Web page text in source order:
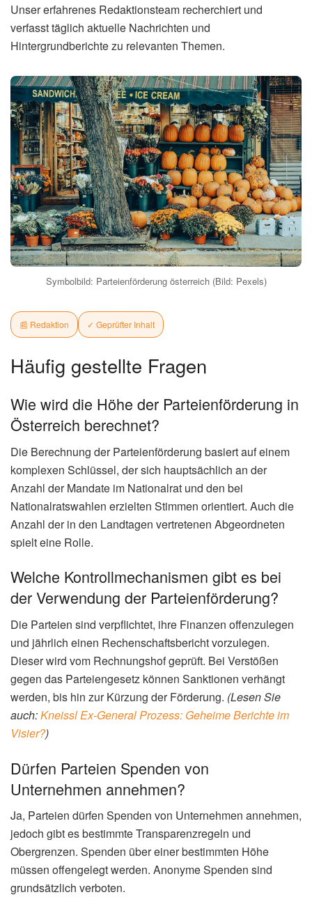
Unser erfahrenes Redaktionsteam recherchiert und
verfasst täglich aktuelle Nachrichten und
Hintergrundberichte zu relevanten Themen.
Symbolbild: Parteienförderung österreich (Bild: Pexels)
📰 Redaktion ✓ Geprüfter Inhalt
Häufig gestellte Fragen
Wie wird die Höhe der Parteienförderung in
Österreich berechnet?
Die Berechnung der Parteienförderung basiert auf einem
komplexen Schlüssel, der sich hauptsächlich an der
Anzahl der Mandate im Nationalrat und den bei
Nationalratswahlen erzielten Stimmen orientiert. Auch die
Anzahl der in den Landtagen vertretenen Abgeordneten
spielt eine Rolle.
Welche Kontrollmechanismen gibt es bei
der Verwendung der Parteienförderung?
Die Parteien sind verpflichtet, ihre Finanzen offenzulegen
und jährlich einen Rechenschaftsbericht vorzulegen.
Dieser wird vom Rechnungshof geprüft. Bei Verstößen
gegen das Parteiengesetz können Sanktionen verhängt
werden, bis hin zur Kürzung der Förderung. (Lesen Sie
auch:Kneissl Ex-General Prozess: Geheime Berichte im
Visier?)
Dürfen Parteien Spenden von
Unternehmen annehmen?
Ja, Parteien dürfen Spenden von Unternehmen annehmen,
jedoch gibt es bestimmte Transparenzregeln und
Obergrenzen. Spenden über einer bestimmten Höhe
müssen offengelegt werden. Anonyme Spenden sind
grundsätzlich verboten.